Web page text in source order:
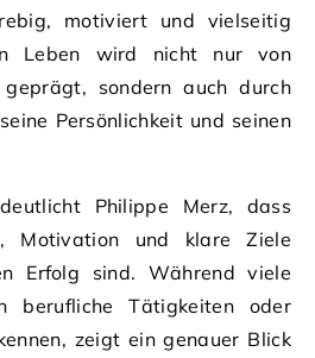
motiviert und vielseitig
Leben wird nicht nur von
geprägt, sondern auch durch
Persönlichkeit und seinen
Philippe Merz, dass
Motivation und klare Ziele
Erfolg sind. Während viele
berufliche Tätigkeiten oder
zeigt ein genauer Blick